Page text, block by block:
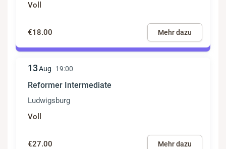
Voll
€18.00 Mehr dazu
13Aug 19:00
Reformer Intermediate
Ludwigsburg
Voll
€27.00 Mehr dazu